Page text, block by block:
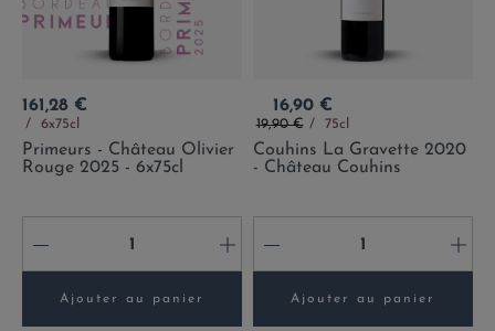
Prix
161,28 €
6x75cl
Primeurs - Château Olivier
Rouge 2025 - 6x75cl
- +
Ajouter au panier
Prix
16,90 €
Prix de base
19,90 € 75cl
Couhins La Gravette 2020
- Château Couhins
- +
Ajouter au panier